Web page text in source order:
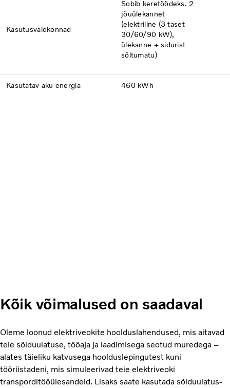
Kasutusvaldkonnad
Sobib keretöödeks. 2
jõuülekannet
(elektriline (3 taset
30/60/90 kW),
ülekanne + sidurist
sõltumatu)
Kasutatav aku energia 460 kWh
Kõik võimalused on saadaval
Oleme loonud elektriveokite hoolduslahendused, mis aitavad
teie sõiduulatuse, tööaja ja laadimisega seotud muredega –
alates täieliku katvusega hoolduslepingutest kuni
tööriistadeni, mis simuleerivad teie elektriveoki
transporditööülesandeid. Lisaks saate kasutada sõiduulatus-